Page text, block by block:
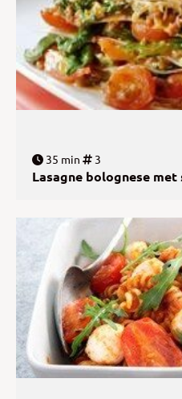
35 min 3
Lasagne bolognese